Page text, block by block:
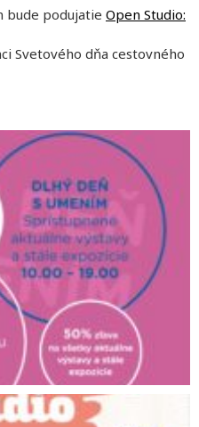
bude podujatie Open Studio:
Svetového dňa cestovného